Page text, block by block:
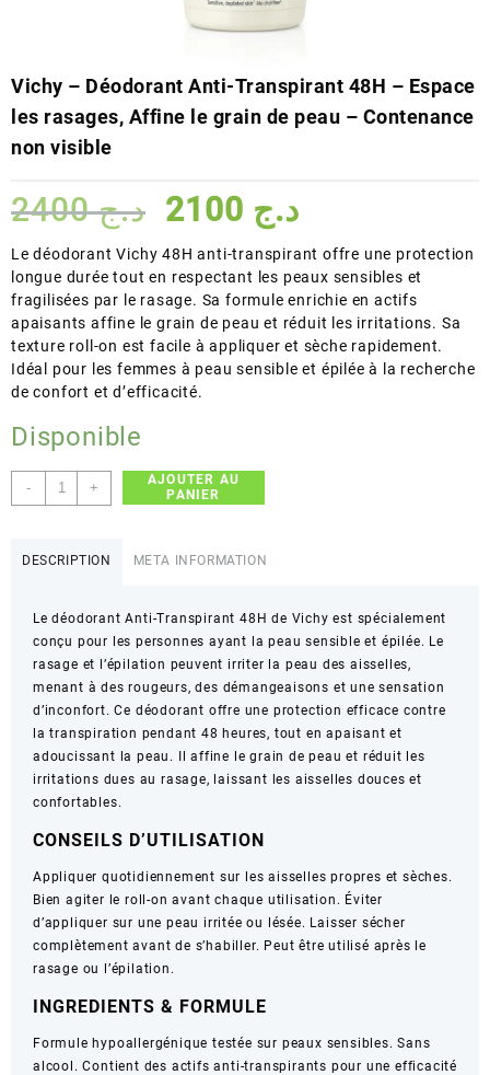
Vichy – Déodorant Anti-Transpirant 48H – Espace
les rasages, Affine le grain de peau – Contenance
non visible
د.ج2400 Le
prix
initial
était :
د.ج 2400.
د.ج
actuel
est :
Le déodorant Vichy 48H anti-transpirant offre une protection
longue durée tout en respectant les peaux sensibles et
fragilisées par le rasage. Sa formule enrichie en actifs
apaisants affine le grain de peau et réduit les irritations. Sa
texture roll-on est facile à appliquer et sèche rapidement.
Idéal pour les femmes à peau sensible et épilée à la recherche
de confort et d’efficacité.
Disponible
-
quantité
de
Transpirant
48H
–
Espace
les
rasages,
Affine
le
grain
peau
–
Contenance
non
visible
+
AJOUTER AU
PANIER
DESCRIPTION META INFORMATION
Le déodorant Anti-Transpirant 48H de Vichy est spécialement
conçu pour les personnes ayant la peau sensible et épilée. Le
rasage et l’épilation peuvent irriter la peau des aisselles,
menant à des rougeurs, des démangeaisons et une sensation
d’inconfort. Ce déodorant offre une protection efficace contre
la transpiration pendant 48 heures, tout en apaisant et
adoucissant la peau. Il affine le grain de peau et réduit les
irritations dues au rasage, laissant les aisselles douces et
confortables.
CONSEILS D’UTILISATION
Appliquer quotidiennement sur les aisselles propres et sèches.
Bien agiter le roll-on avant chaque utilisation. Éviter
d’appliquer sur une peau irritée ou lésée. Laisser sécher
complètement avant de s’habiller. Peut être utilisé après le
rasage ou l’épilation.
INGREDIENTS & FORMULE
Formule hypoallergénique testée sur peaux sensibles. Sans
alcool. Contient des actifs anti-transpirants pour une efficacité